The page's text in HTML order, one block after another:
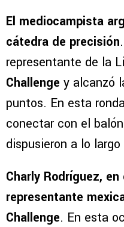
El mediocampista
cátedra de precisión
representante de la
Challenge y alcanzó
puntos. En esta
conectar con el
dispusieron a lo
Charly Rodríguez,
representante
Challenge. En esta